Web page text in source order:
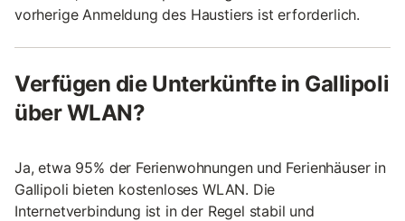
vorherige Anmeldung des Haustiers ist erforderlich.
Verfügen die Unterkünfte in Gallipoli
über WLAN?
Ja, etwa 95% der Ferienwohnungen und Ferienhäuser in
Gallipoli bieten kostenloses WLAN. Die
Internetverbindung ist in der Regel stabil und